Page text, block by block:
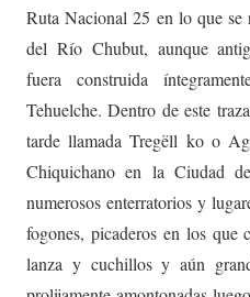
Ruta Nacional 25 en lo que
del Río Chubut, aunque
fuera construida
Tehuelche. Dentro de este
tarde llamada Tregëll ko o
Chiquichano en la Ciudad
numerosos enterratorios y
fogones, picaderos en los que
lanza y cuchillos y aún